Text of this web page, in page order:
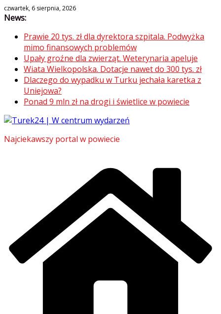
Skip
to
czwartek, 6 sierpnia, 2026
News:
Prawie 20 tys. zł dla dyrektora szpitala. Podwyżka
mimo finansowych problemów
Upały groźne dla zwierząt. Weterynaria apeluje
Wiata Wielkopolska. Dotacje nawet do 300 tys. zł
Dlaczego do wypadku w Turku jechała karetka z
Uniejowa?
Ponad 9 mln zł na drogi i świetlice w powiecie
Najciekawszy portal w powiecie